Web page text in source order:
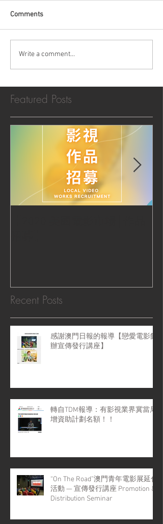
Comments
Write a comment...
Featured Posts
Recent Posts
感謝澳門日報的報導【戀愛電影館
辦宣傳發行講座】
轉自TDM報導：有影視業界冀當局
增資助計劃名額！！
“On The Road”澳門青年電影展延伸
活動 — 宣傳發行講座 Promotion &
Distribution Seminar